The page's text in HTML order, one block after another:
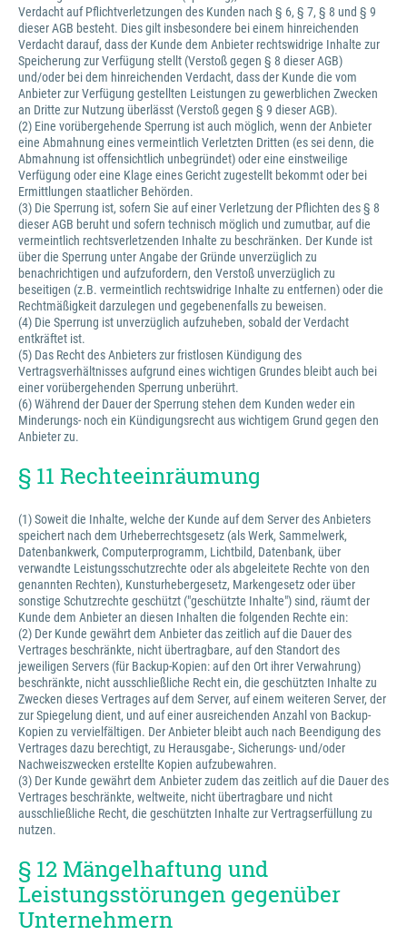
Verdacht auf Pflichtverletzungen des Kunden nach § 6, § 7, § 8 und § 9
dieser AGB besteht. Dies gilt insbesondere bei einem hinreichenden
Verdacht darauf, dass der Kunde dem Anbieter rechtswidrige Inhalte zur
Speicherung zur Verfügung stellt (Verstoß gegen § 8 dieser AGB)
und/oder bei dem hinreichenden Verdacht, dass der Kunde die vom
Anbieter zur Verfügung gestellten Leistungen zu gewerblichen Zwecken
an Dritte zur Nutzung überlässt (Verstoß gegen § 9 dieser AGB).
(2) Eine vorübergehende Sperrung ist auch möglich, wenn der Anbieter
eine Abmahnung eines vermeintlich Verletzten Dritten (es sei denn, die
Abmahnung ist offensichtlich unbegründet) oder eine einstweilige
Verfügung oder eine Klage eines Gericht zugestellt bekommt oder bei
Ermittlungen staatlicher Behörden.
(3) Die Sperrung ist, sofern Sie auf einer Verletzung der Pflichten des § 8
dieser AGB beruht und sofern technisch möglich und zumutbar, auf die
vermeintlich rechtsverletzenden Inhalte zu beschränken. Der Kunde ist
über die Sperrung unter Angabe der Gründe unverzüglich zu
benachrichtigen und aufzufordern, den Verstoß unverzüglich zu
beseitigen (z.B. vermeintlich rechtswidrige Inhalte zu entfernen) oder die
Rechtmäßigkeit darzulegen und gegebenenfalls zu beweisen.
(4) Die Sperrung ist unverzüglich aufzuheben, sobald der Verdacht
entkräftet ist.
(5) Das Recht des Anbieters zur fristlosen Kündigung des
Vertragsverhältnisses aufgrund eines wichtigen Grundes bleibt auch bei
einer vorübergehenden Sperrung unberührt.
(6) Während der Dauer der Sperrung stehen dem Kunden weder ein
Minderungs- noch ein Kündigungsrecht aus wichtigem Grund gegen den
Anbieter zu.
§ 11 Rechteeinräumung
(1) Soweit die Inhalte, welche der Kunde auf dem Server des Anbieters
speichert nach dem Urheberrechtsgesetz (als Werk, Sammelwerk,
Datenbankwerk, Computerprogramm, Lichtbild, Datenbank, über
verwandte Leistungsschutzrechte oder als abgeleitete Rechte von den
genannten Rechten), Kunsturhebergesetz, Markengesetz oder über
sonstige Schutzrechte geschützt ("geschützte Inhalte") sind, räumt der
Kunde dem Anbieter an diesen Inhalten die folgenden Rechte ein:
(2) Der Kunde gewährt dem Anbieter das zeitlich auf die Dauer des
Vertrages beschränkte, nicht übertragbare, auf den Standort des
jeweiligen Servers (für Backup-Kopien: auf den Ort ihrer Verwahrung)
beschränkte, nicht ausschließliche Recht ein, die geschützten Inhalte zu
Zwecken dieses Vertrages auf dem Server, auf einem weiteren Server, der
zur Spiegelung dient, und auf einer ausreichenden Anzahl von Backup-
Kopien zu vervielfältigen. Der Anbieter bleibt auch nach Beendigung des
Vertrages dazu berechtigt, zu Herausgabe-, Sicherungs- und/oder
Nachweiszwecken erstellte Kopien aufzubewahren.
(3) Der Kunde gewährt dem Anbieter zudem das zeitlich auf die Dauer des
Vertrages beschränkte, weltweite, nicht übertragbare und nicht
ausschließliche Recht, die geschützten Inhalte zur Vertragserfüllung zu
nutzen.
§ 12 Mängelhaftung und
Leistungsstörungen gegenüber
Unternehmern